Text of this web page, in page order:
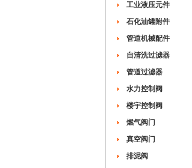
工业液压元件
石化油罐附件
管道机械配件
自清洗过滤器
管道过滤器
水力控制阀
楼宇控制阀
燃气阀门
真空阀门
排泥阀